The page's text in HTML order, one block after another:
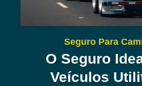
Seguro Para
O Seguro
Veículos